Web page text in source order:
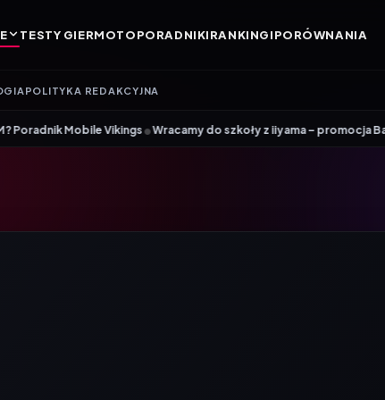
TESTY GIERMOTOPORADNIKIRANKINGIPORÓWNANIA
POLITYKA REDAKCYJNA
do szkoły z iiyama – promocja Back to School na wybrane monitory